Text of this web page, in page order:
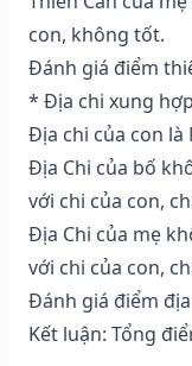
con, không tốt.
Đánh giá điểm
* Địa chi xung
Địa chi của con là
Địa Chi của bố
với chi của con,
Địa Chi của mẹ
với chi của con,
Đánh giá điểm
Kết luận: Tổng